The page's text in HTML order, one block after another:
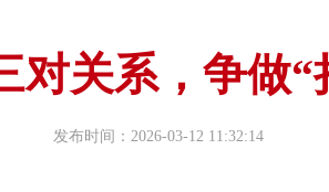
对关系，争做
发布时间：2026-03-12 11:32:14